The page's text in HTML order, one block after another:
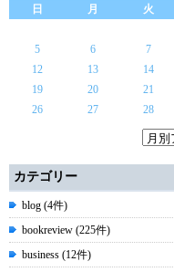
日
月 火
5
6 7
12
13 14
19
20 21
26
27 28
カテゴリー
blog (4件)
bookreview (225件)
business (12件)